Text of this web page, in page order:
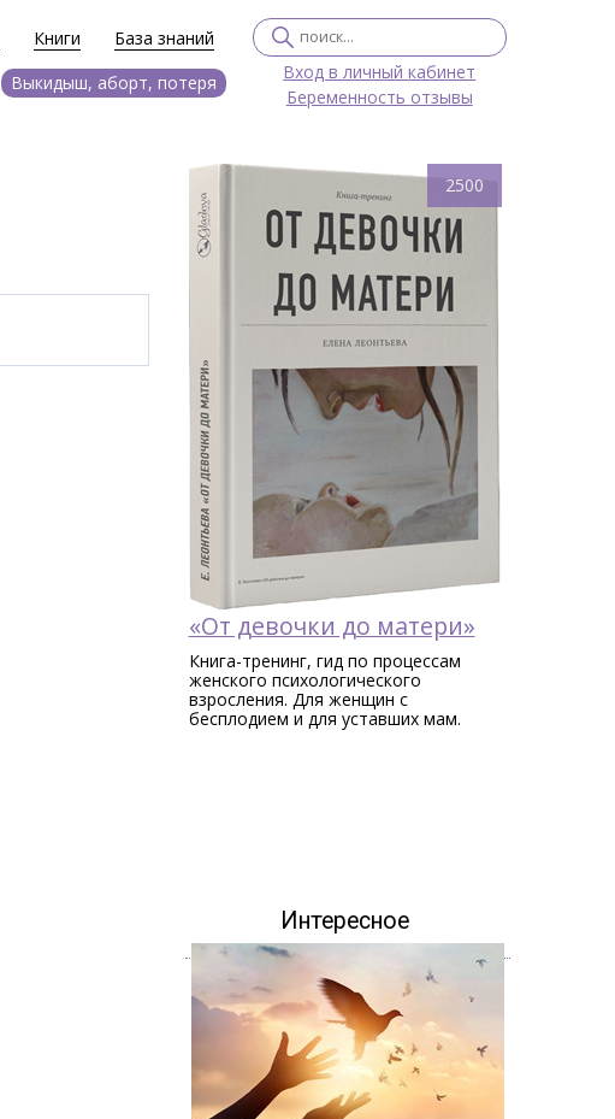
Книги
База знаний
Выкидыш, аборт, потеря
Вход в личный кабинет
Беременность отзывы
2500
«От девочки до матери»
Книга-тренинг, гид по процессам
женского психологического
взросления. Для женщин c
бесплодием и для уставших мам.
Интересное